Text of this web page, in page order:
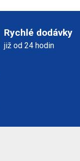
Rychlé dodávky
již od 24 hodin